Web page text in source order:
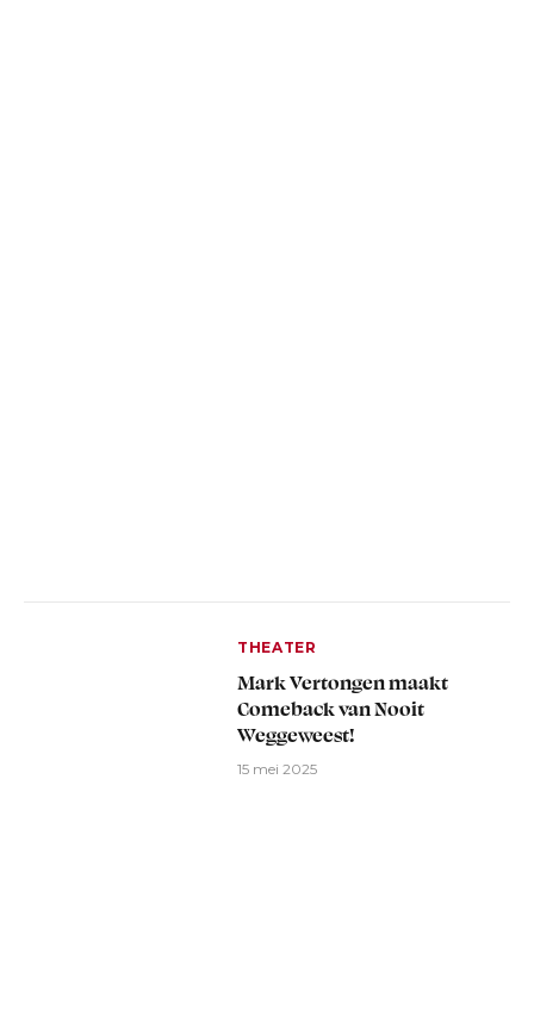
THEATER
Mark Vertongen maakt
Comeback van Nooit
Weggeweest!
15 mei 2025